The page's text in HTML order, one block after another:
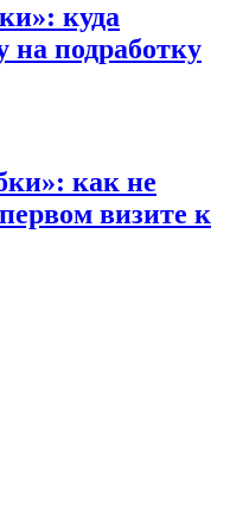
куда
на подработку
как не
визите к